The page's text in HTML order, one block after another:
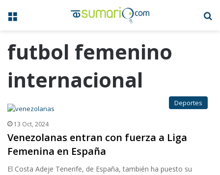
Menú
futbol femenino
internacional
Deportes
13 Oct, 2024
Venezolanas entran con fuerza a Liga
Femenina en España
El Costa Adeje Tenerife, de España, también ha puesto su